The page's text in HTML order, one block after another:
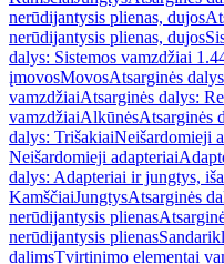
nerūdijantysis plienas, dujos
nerūdijantysis plienas, dujos
dalys: Sistemos vamzdžiai
įmovosMovosAtsarginės
vamzdžiaiAtsarginės dalys:
vamzdžiaiAlkūnėsAtsarginės
dalys: TrišakiaiNeišardomieji
Neišardomieji adapteriai
dalys: Adapteriai ir jungtys,
KamščiaiJungtysAtsarginės
nerūdijantysis plienas
nerūdijantysis plienas
dalimsTvirtinimo elementai